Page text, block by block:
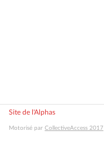
Site de l'Alphas
Motorisé par CollectiveAccess 2017